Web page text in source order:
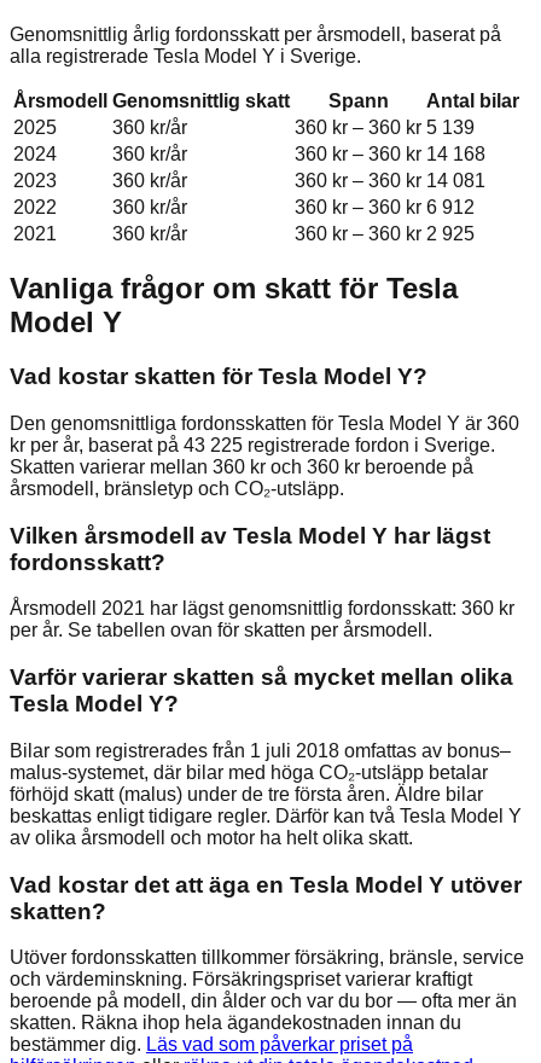
Genomsnittlig årlig fordonsskatt per årsmodell, baserat på
alla registrerade Tesla Model Y i Sverige.
Årsmodell Genomsnittlig skatt Spann
Antal bilar
2025
360 kr/år 360 kr – 360 kr 5 139
2024
360 kr/år 360 kr – 360 kr 14 168
2023
360 kr/år 360 kr – 360 kr 14 081
2022
360 kr/år 360 kr – 360 kr 6 912
2021
360 kr/år 360 kr – 360 kr 2 925
Vanliga frågor om skatt för Tesla
Model Y
Vad kostar skatten för Tesla Model Y?
Den genomsnittliga fordonsskatten för Tesla Model Y är 360
kr per år, baserat på 43 225 registrerade fordon i Sverige.
Skatten varierar mellan 360 kr och 360 kr beroende på
årsmodell, bränsletyp och CO₂-utsläpp.
Vilken årsmodell av Tesla Model Y har lägst
fordonsskatt?
Årsmodell 2021 har lägst genomsnittlig fordonsskatt: 360 kr
per år. Se tabellen ovan för skatten per årsmodell.
Varför varierar skatten så mycket mellan olika
Tesla Model Y?
Bilar som registrerades från 1 juli 2018 omfattas av bonus–
malus-systemet, där bilar med höga CO₂-utsläpp betalar
förhöjd skatt (malus) under de tre första åren. Äldre bilar
beskattas enligt tidigare regler. Därför kan två Tesla Model Y
av olika årsmodell och motor ha helt olika skatt.
Vad kostar det att äga en Tesla Model Y utöver
skatten?
Utöver fordonsskatten tillkommer försäkring, bränsle, service
och värdeminskning. Försäkringspriset varierar kraftigt
beroende på modell, din ålder och var du bor — ofta mer än
skatten. Räkna ihop hela ägandekostnaden innan du
bestämmer dig. Läs vad som påverkar priset på